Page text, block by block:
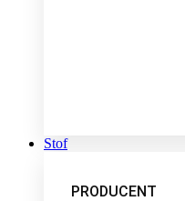
Stof
PRODUCENT